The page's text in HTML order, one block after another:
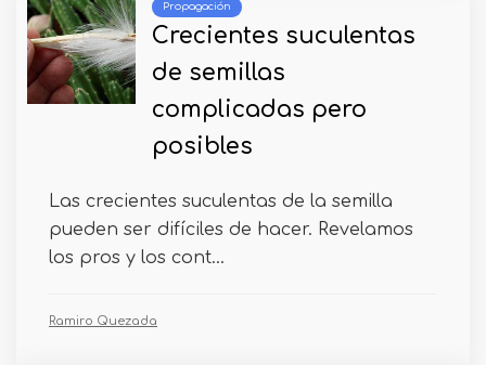
Propagación
Crecientes suculentas
de semillas
complicadas pero
posibles
Las crecientes suculentas de la semilla
pueden ser difíciles de hacer. Revelamos
los pros y los cont...
Ramiro Quezada